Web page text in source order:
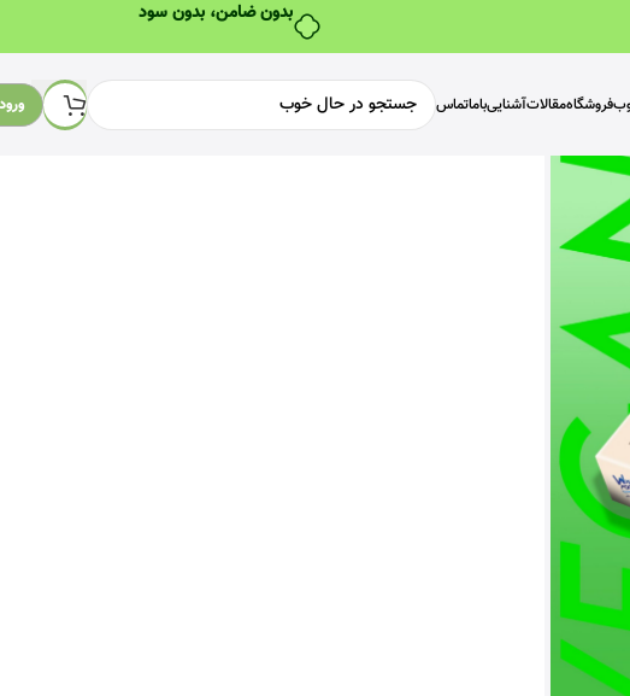
بدون ضامن، بدون سود
فروشگاهمقالاتآشنایی‌باماتماس